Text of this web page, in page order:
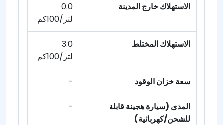
الاستهلاك خارج المدينة
0.0
لتر/100كم
الاستهلاك المختلط
3.0
لتر/100كم
سعة خزان الوقود -
المدى (سيارة هجينة قابلة
للشحن/كهربائية)
-